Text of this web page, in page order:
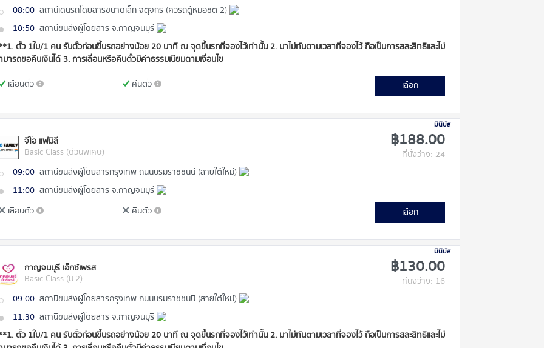
08:00 สถานีเดินรถโดยสารขนาดเล็ก จตุจักร (คิวรถตู้หมอชิต 2)
10:50 สถานีขนส่งผู้โดยสาร จ.กาญจนบุรี
ตั๋ว 1ใบ/1 คน รับตั๋วก่อนขึ้นรถอย่างน้อย 20 นาที ณ จุดขึ้นรถที่จองไว้เท่านั้น 2. มาไม่ทันตามเวลาที่จองไว้ ถือเป็นการสละสิทธิและไม่
มารถขอคืนเงินได้ 3. การเลื่อนหรือคืนตั๋วมีค่าธรรมเนียมตามเงื่อนไข
เลื่อนตั๋ว
คืนตั๋ว เลือก
มินิบัส
จีโอ แฟมิลี่
Basic Class (ด่วนพิเศษ)
฿188.00
ที่นั่งว่าง: 24
09:00 สถานีขนส่งผู้โดยสารกรุงเทพ ถนนบรมราชชนนี (สายใต้ใหม่)
11:00 สถานีขนส่งผู้โดยสาร จ.กาญจนบุรี
เลื่อนตั๋ว
คืนตั๋ว เลือก
มินิบัส
กาญจนบุรี เอ็กซ์เพรส
Basic Class (ม.2)
฿130.00
ที่นั่งว่าง: 16
09:00 สถานีขนส่งผู้โดยสารกรุงเทพ ถนนบรมราชชนนี (สายใต้ใหม่)
11:30 สถานีขนส่งผู้โดยสาร จ.กาญจนบุรี
ตั๋ว 1ใบ/1 คน รับตั๋วก่อนขึ้นรถอย่างน้อย 20 นาที ณ จุดขึ้นรถที่จองไว้เท่านั้น 2. มาไม่ทันตามเวลาที่จองไว้ ถือเป็นการสละสิทธิและไม่